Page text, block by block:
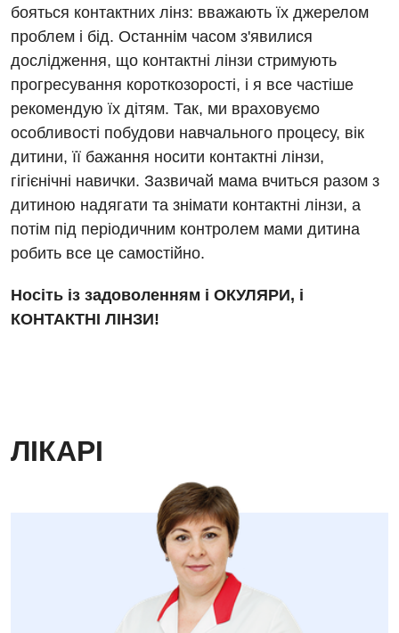
Дитяча алергологія
Дитяча гастроентерологія
Дитяча гінекологія
Дитяча дерматовенерологія
Дитяча ендокринологія
Дитяча кардіоревматологія
Дитяча неврологія
Дитяча ортопедія і травматологія
Дитяча оториноларингологія
Педіатрія
бояться контактних лінз: вважають їх джерелом
проблем і бід. Останнім часом з'явилися
дослідження, що контактні лінзи стримують
прогресування короткозорості, і я все частіше
рекомендую їх дітям. Так, ми враховуємо
особливості побудови навчального процесу, вік
дитини, її бажання носити контактні лінзи,
гігієнічні навички. Зазвичай мама вчиться разом з
дитиною надягати та знімати контактні лінзи, а
потім під періодичним контролем мами дитина
робить все це самостійно.
Носіть із задоволенням і ОКУЛЯРИ, і
КОНТАКТНІ ЛІНЗИ!
ЛІКАРІ